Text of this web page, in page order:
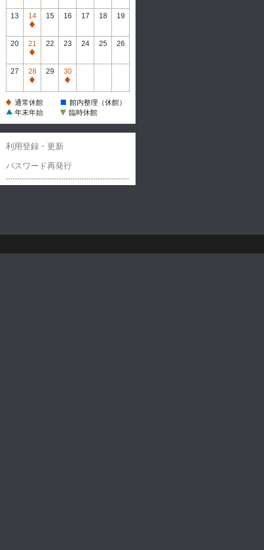
常
休
館
13
14
通
常
休
館
15 16 17 18 19
20
21
通
常
休
館
22 23 24 25 26
27
28
通
休
29
30
通
休
通常休館
館内整理（休館）
年末年始
臨時休館
利用登録・更新
パスワード再発行